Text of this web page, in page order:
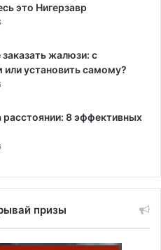
это Нигерзавр
жалюзи: с
установить самому?
8 эффективных
призы